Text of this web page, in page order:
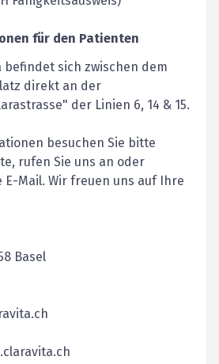
für den Patienten
befindet sich zwischen dem
direkt an der
der Linien 6, 14 & 15.
besuchen Sie bitte
rufen Sie uns an oder
Mail. Wir freuen uns auf Ihre
Basel